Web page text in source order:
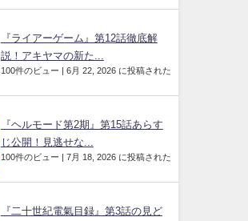
『ライアーゲーム』第12話徹底解
説！アキヤマの新た...
100件のビュー | 6月 22, 2026 に投稿された
『ヘルモード第2期』第15話あらす
じ公開！見逃せな...
100件のビュー | 7月 18, 2026 に投稿された
『二十世紀電氣目録』第3話の見ど